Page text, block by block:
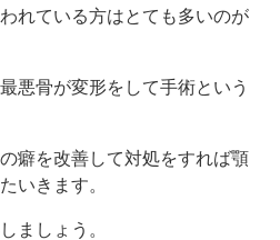
れている方はとても多いのが
悪骨が変形をして手術という
癖を改善して対処をすれば顎
いきます。
ましょう。